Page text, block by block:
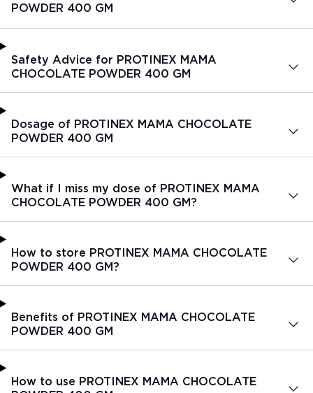
POWDER 400 GM
Safety Advice for PROTINEX MAMA
CHOCOLATE POWDER 400 GM
Dosage of PROTINEX MAMA CHOCOLATE
POWDER 400 GM
What if I miss my dose of PROTINEX MAMA
CHOCOLATE POWDER 400 GM?
How to store PROTINEX MAMA CHOCOLATE
POWDER 400 GM?
Benefits of PROTINEX MAMA CHOCOLATE
POWDER 400 GM
How to use PROTINEX MAMA CHOCOLATE